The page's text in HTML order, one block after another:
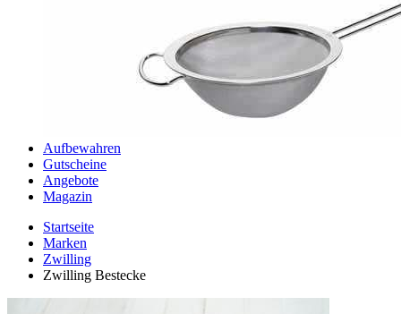
Aufbewahren
Gutscheine
Angebote
Magazin
Startseite
Marken
Zwilling
Zwilling Bestecke